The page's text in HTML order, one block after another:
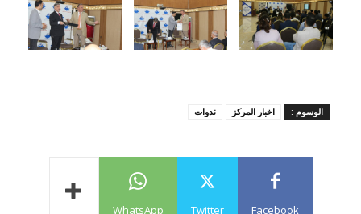
الوسوم : اخبار المركز ندوات
Facebook
Twitter
WhatsApp